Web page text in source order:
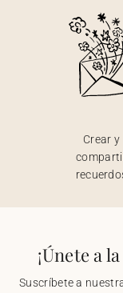
Crear y
¡Únete a
Suscríbete a